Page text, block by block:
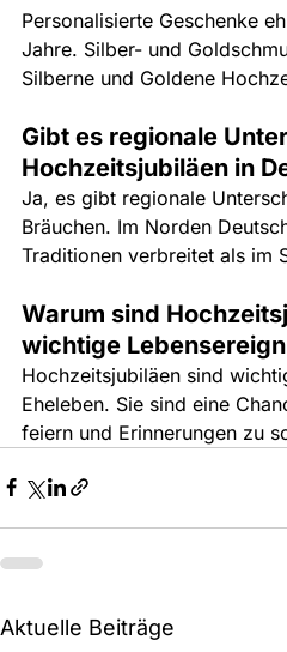
Personalisierte Geschenke
Jahre. Silber- und
Silberne und Goldene
Gibt es regionale
Hochzeitsjubiläen in
Ja, es gibt regionale
Bräuchen. Im Norden
Traditionen verbreitet als im
Warum sind
wichtige
Hochzeitsjubiläen sind
Eheleben. Sie sind eine
feiern und Erinnerungen zu
Aktuelle Beiträge